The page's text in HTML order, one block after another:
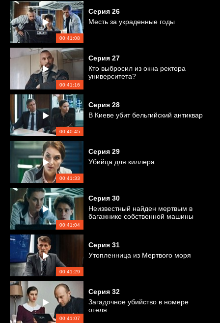
00:41:08
Серия 26
Месть за украденные годы
00:41:16
Серия 27
Кто выбросил из окна ректора
университета?
00:40:45
Серия 28
В Киеве убит бельгийский антиквар
00:41:33
Серия 29
Убийца для киллера
00:41:04
Серия 30
Неизвестный найден мертвым в
багажнике собственной машины
00:41:29
Серия 31
Утопленница из Мертвого моря
00:41:07
Серия 32
Загадочное убийство в номере
отеля